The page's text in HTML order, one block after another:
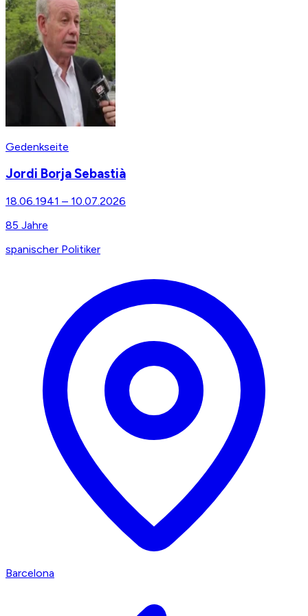
Gedenkseite
Jordi Borja Sebastià
18.06.1941 – 10.07.2026
85 Jahre
spanischer Politiker
Barcelona